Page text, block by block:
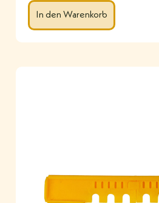
In den Warenkorb